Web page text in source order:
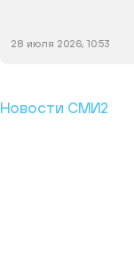
28 июля 2026, 10:53
Новости СМИ2